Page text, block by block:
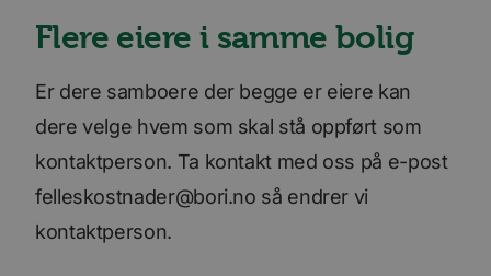
Flere eiere i samme bolig
Er dere samboere der begge er eiere kan
dere velge hvem som skal stå oppført som
kontaktperson. Ta kontakt med oss på e-post
felleskostnader@bori.no så endrer vi
kontaktperson.